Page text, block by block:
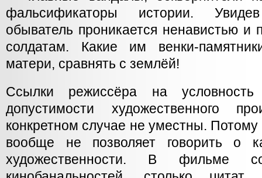
фальсификаторы истории.
обыватель проникается ненавистью и
солдатам. Какие им венки-
матери, сравнять с землёй!
Ссылки режиссёра на
допустимости художественного
конкретном случае не уместны. Потому
вообще не позволяет говорить
художественности. В фильме